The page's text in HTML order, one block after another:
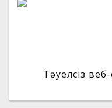
Тәуелсіз